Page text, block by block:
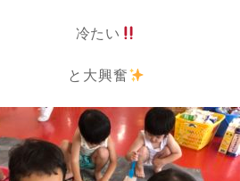
冷たい
と大興奮